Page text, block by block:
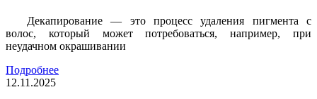
Декапирование — это процесс удаления пигмента с
волос, который может потребоваться, например, при
неудачном окрашивании
Подробнее
12.11.2025